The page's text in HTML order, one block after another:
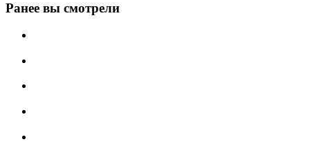
Ранее вы смотрели